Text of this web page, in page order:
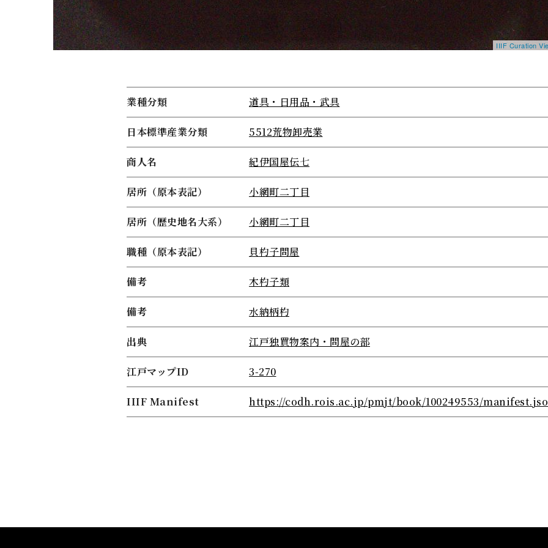
IIIF Curation
業種分類 道具・日用品・武具
日本標準産業分類 5512荒物卸売業
商人名 紀伊国屋伝七
居所（原本表記） 小網町二丁目
居所（歴史地名大系） 小網町二丁目
職種（原本表記） 貝杓子問屋
備考 木杓子類
備考 水納柄杓
出典 江戸独買物案内・問屋の部
江戸マップID 3-270
IIIF Manifest https://codh.rois.ac.jp/pmjt/book/100249553/